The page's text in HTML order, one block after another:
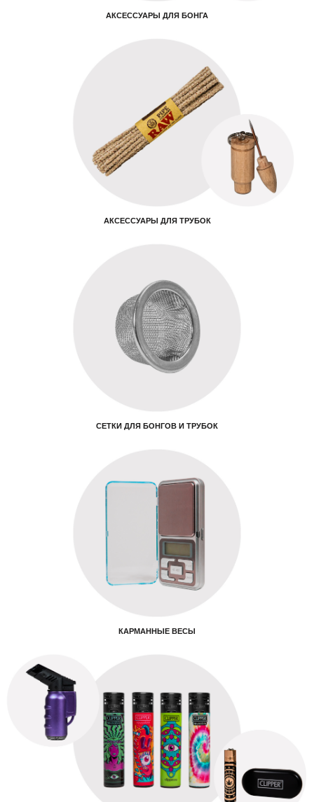
АКСЕССУАРЫ ДЛЯ БОНГА
АКСЕССУАРЫ ДЛЯ ТРУБОК
СЕТКИ ДЛЯ БОНГОВ И ТРУБОК
КАРМАННЫЕ ВЕСЫ